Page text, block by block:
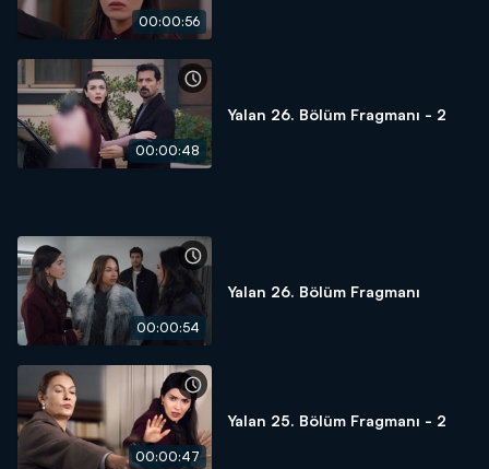
00:00:56
00:00:48
Yalan 26. Bölüm Fragmanı - 2
00:00:54
Yalan 26. Bölüm Fragmanı
00:00:47
Yalan 25. Bölüm Fragmanı - 2